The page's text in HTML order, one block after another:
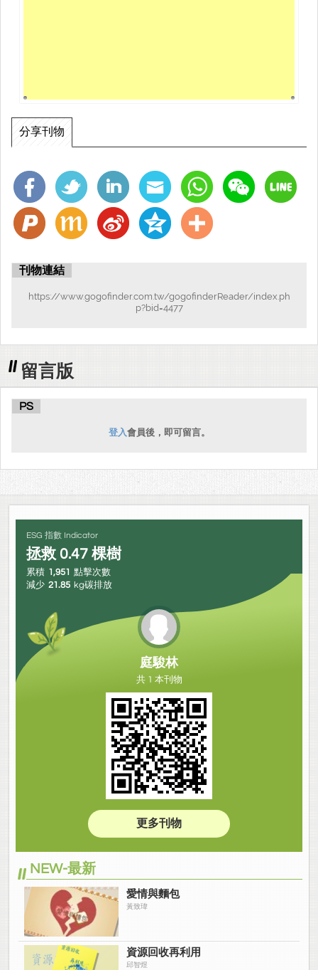
分享刊物
刊物連結
https://www.gogofinder.com.tw/gogofinderReader/index.ph
p?bid=4477
留言版
PS
登入會員後，即可留言。
ESG 指數 Indicator
拯救 0.47 棵樹
累積 1,951 點擊次數
減少 21.85 kg碳排放
庭駿林
共 1 本刊物
更多刊物
NEW-最新
愛情與麵包
黃致瑋
資源回收再利用
邱智煜